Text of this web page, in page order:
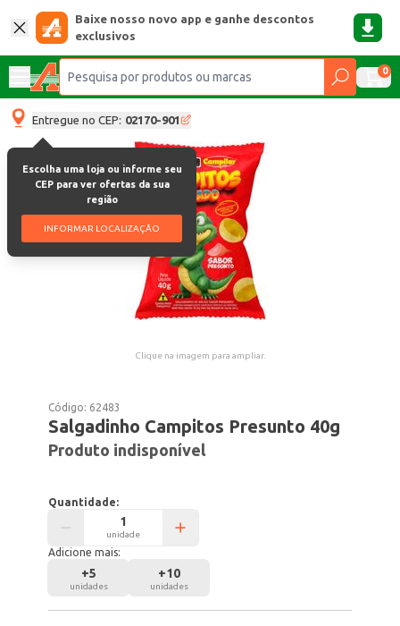
Baixe nosso novo app e ganhe descontos
exclusivos
0
Entregue no CEP: 02170-901
Escolha uma loja ou informe seu
CEP para ver ofertas da sua
região
INFORMAR LOCALIZAÇÃO
Clique na imagem para ampliar.
Código: 62483
Salgadinho Campitos Presunto 40g
Produto indisponível
Quantidade:
unidade
Adicione mais:
+5
unidades
+10
unidades